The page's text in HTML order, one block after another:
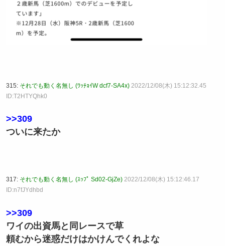
315: それでも動く名無し (ﾜｯﾁｮｲW dcf7-SA4x) 2022/12/08(木) 15:12:32.45
ID:T2HTYQhk0
>>309
ついに来たか
317: それでも動く名無し (ｽｯﾌﾟ Sd02-GjZe) 2022/12/08(木) 15:12:46.17
ID:n7fJYdhbd
>>309
ワイの出資馬と同レースで草
頼むから迷惑だけはかけんでくれよな